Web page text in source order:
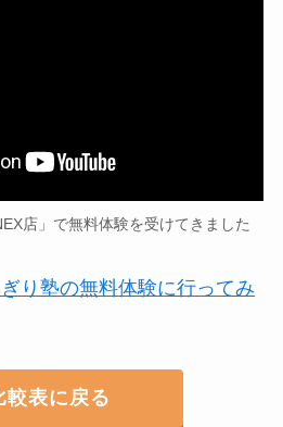
店」で無料体験を受けてきました
ぎり塾の無料体験に行ってみ
較表に戻る